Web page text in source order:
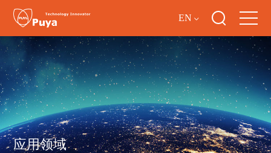
EN
应用领域